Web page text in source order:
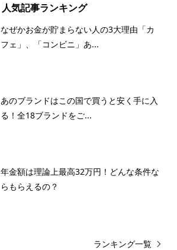
人気記事ランキング
なぜかお金が貯まらない人の3大理由「カ
フェ」、「コンビニ」あ...
あのブランドはこの国で買うと安く手に入
る！全18ブランドをご...
年金額は理論上最高32万円！どんな条件な
らもらえるの？
ランキング一覧